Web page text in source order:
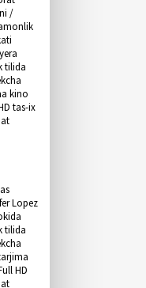
/
tilida
kino
tas-ix